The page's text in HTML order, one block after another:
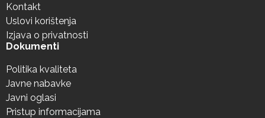
Kontakt
Uslovi korištenja
Izjava o privatnosti
Dokumenti
Politika kvaliteta
Javne nabavke
Javni oglasi
Pristup informacijama